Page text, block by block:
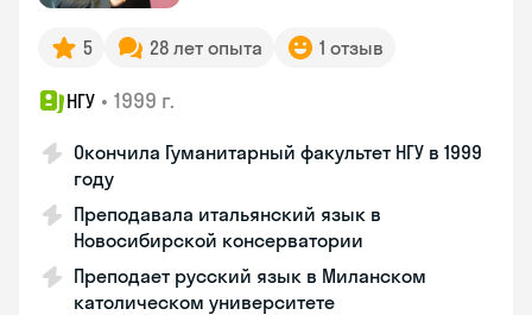
5 28 лет опыта 1 отзыв
НГУ • 1999 г.
Окончила Гуманитарный факультет НГУ в 1999
году
Преподавала итальянский язык в
Новосибирской консерватории
Преподает русский язык в Миланском
католическом университете